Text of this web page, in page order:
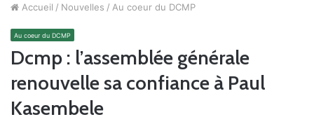
Accueil / Nouvelles / Au coeur du DCMP
Au coeur du DCMP
Dcmp : l’assemblée générale
renouvelle sa confiance à Paul
Kasembele